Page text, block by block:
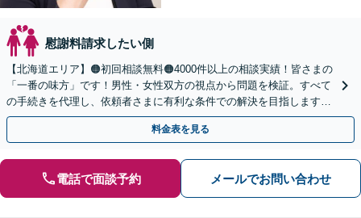
慰謝料請求したい側
【北海道エリア】🟠初回相談無料🟠4000件以上の相談実績！皆さまの
「一番の味方」です！男性・女性双方の視点から問題を検証。すべて
の手続きを代理し、依頼者さまに有利な条件での解決を目指します
【夜間相談・WEB面談可】【完全個室・秘密厳守】
料金表を見る
電話で面談予約 メールでお問い合わせ